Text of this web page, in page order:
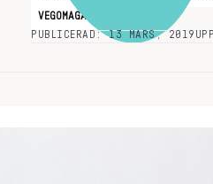
VEGOMAGASINET
PUBLICERAD: 13 MARS, 2019